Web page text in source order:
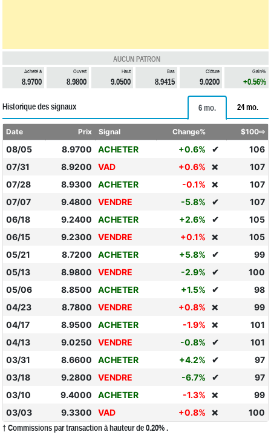
AUCUN PATRON
Acheté à
8.9700
Ouvert
8.9800
Haut
9.0500
Bas
8.9415
Clôture
9.0200
Gain%
+0.56%
Historique des signaux 6 mo. 24 mo.
Date Prix Signal Change% $100⇨
08/05 8.9700 ACHETER +0.6% ✔
106
07/31
8.9200 VAD +0.6% ❌
107
07/28
8.9300 ACHETER -0.1% ❌
107
07/07
9.4800 VENDRE -5.8% ✔
107
06/18
9.2400 ACHETER +2.6% ✔
105
06/15
9.2300 VENDRE +0.1% ❌
105
05/21
8.7200 ACHETER +5.8% ✔
99
05/13
8.9800 VENDRE -2.9% ✔
100
05/06
8.8500 ACHETER +1.5% ✔
98
04/23
8.7800 VENDRE +0.8% ❌
99
04/17
8.9500 ACHETER -1.9% ❌
101
04/13
9.0250 VENDRE -0.8% ✔
101
03/31
8.6600 ACHETER +4.2% ✔
97
03/18
9.2800 VENDRE -6.7% ✔
97
03/10
9.4000 ACHETER -1.3% ❌
99
03/03
9.3300 VAD +0.8% ❌ 100
† Commissions par transaction à hauteur de 0.20% .